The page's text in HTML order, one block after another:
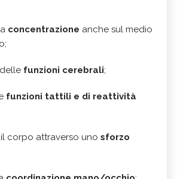
concentrazione anche sul medio
funzioni cerebrali;
funzioni tattili e di reattività
corpo attraverso uno sforzo